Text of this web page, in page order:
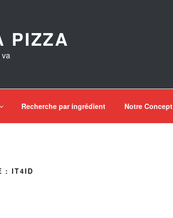
PIZZA
va
Recherche par ingrédient Notre Concept
:IT4ID